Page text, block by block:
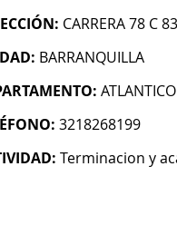
CARRERA 78 C
BARRANQUILLA
ATLANTICO
3218268199
Terminacion y